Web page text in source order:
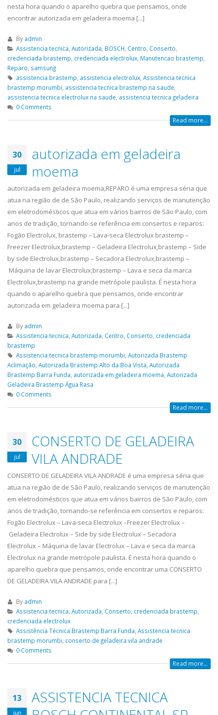
nesta hora quando o aparelho quebra que pensamos, onde
encontrar autorizada em geladeira moema [...]
By admin
Assistencia tecnica, Autorizada, BOSCH, Centro, Conserto,
credenciada brastemp, credenciada electrolux, Manutencao brastemp,
Reparo, samsung
assistencia brastemp, assistencia electrolux, Assistencia tecnica
brastemp morumbi, assistencia tecnica brastemp na saude,
assistencia tecnica electrolux na saude, assistencia tecnica geladeira
0 Comments
Read more...
30
jul
autorizada em geladeira
moema
autorizada em geladeira moema,REPARO é uma empresa séria que
atua na região de de São Paulo, realizando serviços de manutenção
em eletrodomésticos que atua em vários bairros de São Paulo, com
anos de tradição, tornando-se referência em consertos e reparos:
Fogão Electrolux, brastemp – Lava-seca Electrolux brastemp –
Freezer Electrolux,brastemp – Geladeira Electrolux,brastemp – Side
by side Electrolux,brastemp – Secadora Electrolux,brastemp –
Máquina de lavar Electrolux,brastemp – Lava e seca da marca
Electrolux,brastemp na grande metrópole paulista. É nesta hora
quando o aparelho quebra que pensamos, onde encontrar
autorizada em geladeira moema para [...]
By admin
Assistencia tecnica, Autorizada, Centro, Conserto, credenciada
brastemp
Assistencia tecnica brastemp morumbi, Autorizada Brastemp
Aclimação, Autorizada Brastemp Alto da Boa Vista, Autorizada
Brastemp Barra Funda, autorizada em geladeira moema, Autorizada
Geladeira Brastemp Água Rasa
0 Comments
Read more...
30
jul
CONSERTO DE GELADEIRA
VILA ANDRADE
CONSERTO DE GELADEIRA VILA ANDRADE é uma empresa séria que
atua na região de de São Paulo, realizando serviços de manutenção
em eletrodomésticos que atua em vários bairros de São Paulo, com
anos de tradição, tornando-se referência em consertos e reparos:
Fogão Electrolux – Lava-seca Electrolux –Freezer Electrolux –
Geladeira Electrolux – Side by side Electrolux – Secadora
Electrolux – Máquina de lavar Electrolux – Lava e seca da marca
Electrolux na grande metrópole paulista. É nesta hora quando o
aparelho quebra que pensamos, onde encontrar uma CONSERTO
DE GELADEIRA VILA ANDRADE para [...]
By admin
Assistencia tecnica, Autorizada, Conserto, credenciada brastemp,
credenciada electrolux
Assistência Técnica Brastemp Barra Funda, Assistencia tecnica
brastemp morumbi, conserto de geladeira vila andrade
0 Comments
Read more...
13
jun
ASSISTENCIA TECNICA
ASSISTENCIA TECNICA GELADEIRA
BOSCH é uma empresa séria que
realizando serviços de...
23
abr
ASSISTENCIA
TECNICA
BRASTEMP
PINHEIROS
ASSISTENCIA TECNICA BRASTEMP
PINHEIROS é uma empresa séria que
ELETROLUX ASSISTENCIA
INTERLAGOS,Conserto de
Tatuapé, Conserto de...
19
abr
BRASTEMP
GELADEIRA
FREGUESIA
ASSISTENCIA BRASTEMP
Geladeira Santa Amaro,